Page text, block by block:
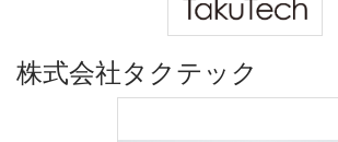
株式会社タクテック